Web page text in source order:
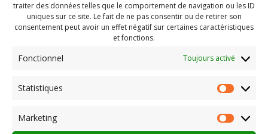
traiter des données telles que le comportement de navigation ou les ID
uniques sur ce site. Le fait de ne pas consentir ou de retirer son
consentement peut avoir un effet négatif sur certaines caractéristiques
et fonctions.
Fonctionnel Toujours activé
Statistiques
Marketing